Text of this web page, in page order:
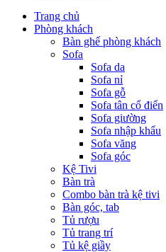
Trang chủ
Phòng khách
Bàn ghế phòng khách
Sofa
Sofa da
Sofa nỉ
Sofa gỗ
Sofa tân cổ điển
Sofa giường
Sofa nhập khẩu
Sofa văng
Sofa góc
Kệ Tivi
Bàn trà
Combo bàn trà kệ tivi
Bàn góc, tab
Tủ rượu
Tủ trang trí
Tủ kệ giầy